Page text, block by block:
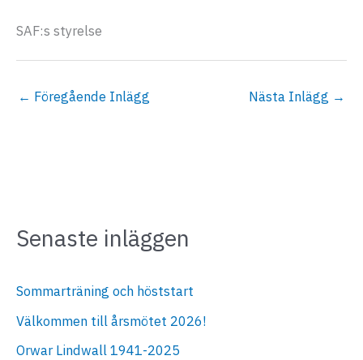
SAF:s styrelse
← Föregående Inlägg Nästa Inlägg →
Senaste inläggen
Sommarträning och höststart
Välkommen till årsmötet 2026!
Orwar Lindwall 1941-2025